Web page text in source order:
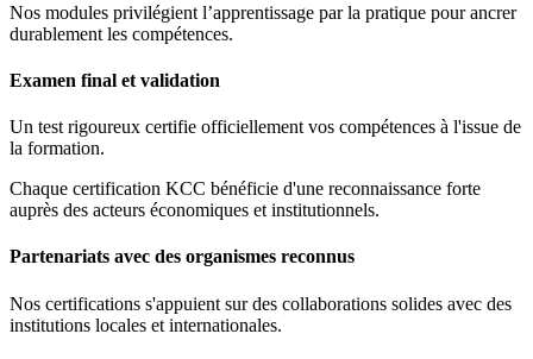
Nos modules privilégient l’apprentissage par la pratique pour ancrer
durablement les compétences.
Examen final et validation
Un test rigoureux certifie officiellement vos compétences à l'issue de
la formation.
Chaque certification KCC bénéficie d'une reconnaissance forte
auprès des acteurs économiques et institutionnels.
Partenariats avec des organismes reconnus
Nos certifications s'appuient sur des collaborations solides avec des
institutions locales et internationales.